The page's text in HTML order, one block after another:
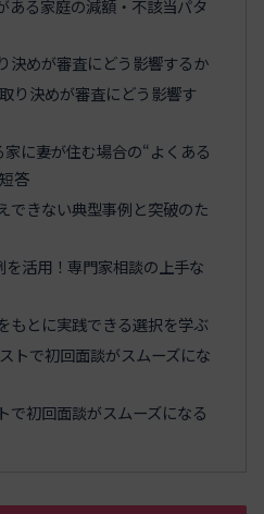
ある家庭の減額・不該当パタ
決めが審査にどう影響するか
り決めが審査にどう影響す
に妻が住む場合の“よくある
答
できない典型事例と突破のた
活用！専門家相談の上手な
もとに実践できる選択を学ぶ
トで初回面談がスムーズにな
で初回面談がスムーズになる